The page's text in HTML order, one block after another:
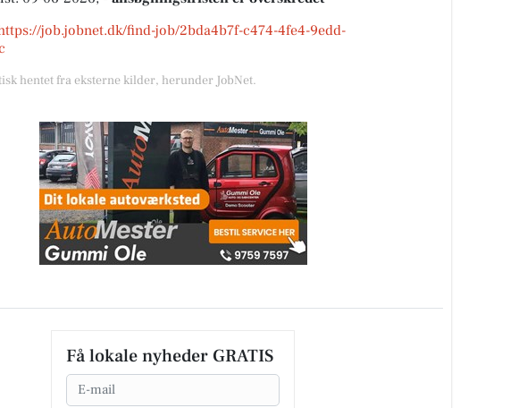
job.jobnet.dk/find-job/2bda4b7f-c474-4fe4-9edd-
hentet fra eksterne kilder, herunder JobNet.
Få lokale nyheder GRATIS
Email